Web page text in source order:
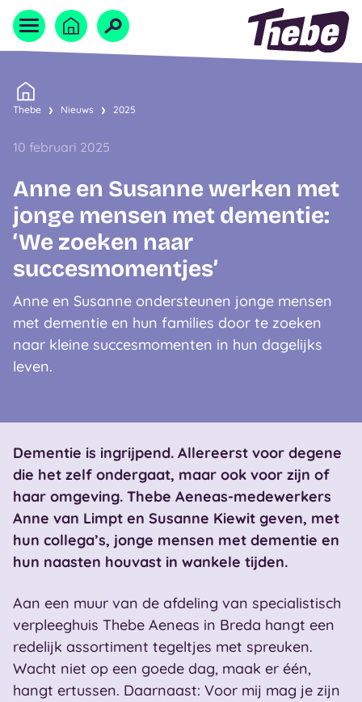
Home
Naar homepage
Thebe Nieuws 2025
10 februari 2025
Anne en Susanne werken met
jonge mensen met dementie:
‘We zoeken naar
succesmomentjes’
Anne en Susanne ondersteunen jonge mensen
met dementie en hun families door te zoeken
naar kleine succesmomenten in hun dagelijks
leven.
Dementie is ingrijpend. Allereerst voor degene
die het zelf ondergaat, maar ook voor zijn of
haar omgeving. Thebe Aeneas-medewerkers
Anne van Limpt en Susanne Kiewit geven, met
hun collega’s, jonge mensen met dementie en
hun naasten houvast in wankele tijden.
Aan een muur van de afdeling van specialistisch
verpleeghuis Thebe Aeneas in Breda hangt een
redelijk assortiment tegeltjes met spreuken.
Wacht niet op een goede dag, maak er één,
hangt ertussen. Daarnaast: Voor mij mag je zijn